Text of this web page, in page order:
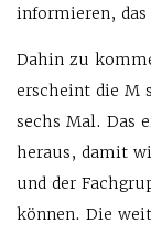
informieren,
Dahin zu
erscheint die M
sechs Mal. Das
heraus, damit
und der
können. Die